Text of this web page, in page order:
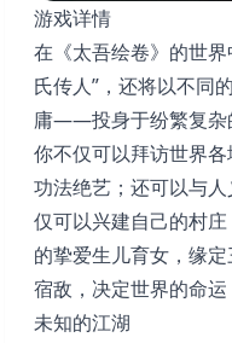
游戏详情
在《太吾绘卷》的世
氏传人”，还将以不
庸——投身于纷繁复杂
你不仅可以拜访世界
功法绝艺；还可以与
仅可以兴建自己的村
的挚爱生儿育女，缘
宿敌，决定世界的命运
未知的江湖